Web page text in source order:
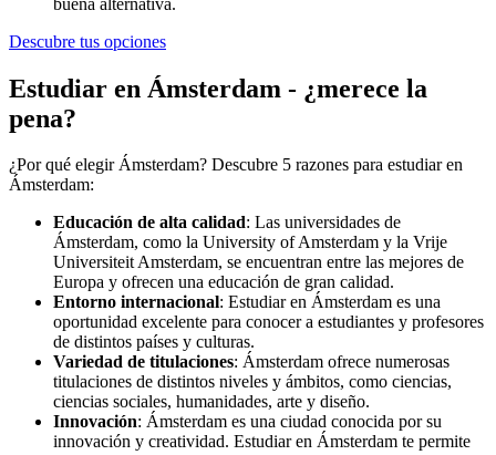
Descubre tus opciones
Estudiar en Ámsterdam - ¿merece la
pena?
¿Por qué elegir Ámsterdam? Descubre 5 razones para estudiar en
Ámsterdam:
Educación de alta calidad: Las universidades de
Ámsterdam, como la University of Amsterdam y la Vrije
Universiteit Amsterdam, se encuentran entre las mejores de
Europa y ofrecen una educación de gran calidad.
Entorno internacional: Estudiar en Ámsterdam es una
oportunidad excelente para conocer a estudiantes y profesores
de distintos países y culturas.
Variedad de titulaciones: Ámsterdam ofrece numerosas
titulaciones de distintos niveles y ámbitos, como ciencias,
ciencias sociales, humanidades, arte y diseño.
Innovación: Ámsterdam es una ciudad conocida por su
innovación y creatividad. Estudiar en Ámsterdam te permite